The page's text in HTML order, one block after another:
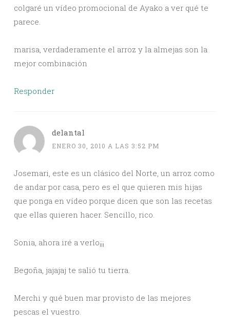
colgaré un vídeo promocional de Ayako a ver qué te
parece.
marisa, verdaderamente el arroz y la almejas son la
mejor combinación
Responder
delantal
ENERO 30, 2010 A LAS 3:52 PM
Josemari, este es un clásico del Norte, un arroz como
de andar por casa, pero es el que quieren mis hijas
que ponga en vídeo porque dicen que son las recetas
que ellas quieren hacer. Sencillo, rico.
Sonia, ahora iré a verlo¡¡¡
Begoña, jajajaj te salió tu tierra.
Merchi y qué buen mar provisto de las mejores
pescas el vuestro.